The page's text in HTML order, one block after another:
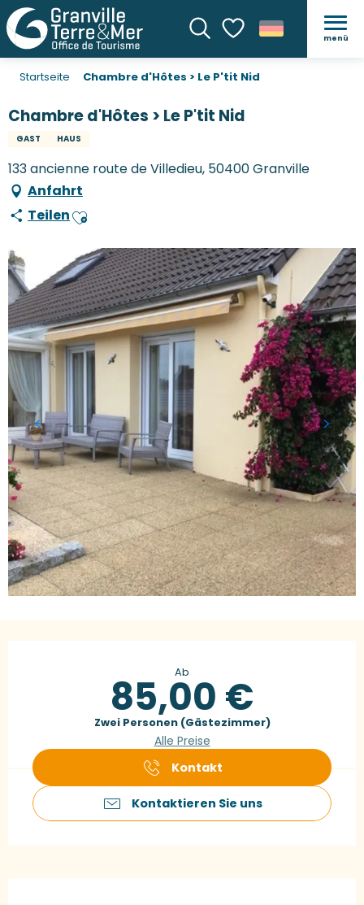
SucheVoir les favoris
menü
Startseite Chambre d'Hôtes > Le P'tit Nid
Chambre d'Hôtes > Le P'tit Nid
GAST HAUS
133 ancienne route de Villedieu, 50400 Granville
Anfahrt
TeilenAjouter aux favoris
Ab
85,00 €
Zwei Personen (Gästezimmer)
Alle Preise
Kontakt
Kontaktieren Sie uns